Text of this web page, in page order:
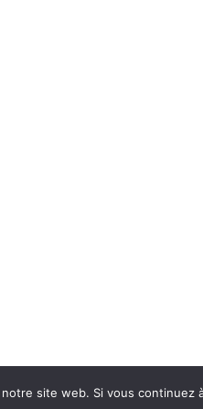
site web. Si vous